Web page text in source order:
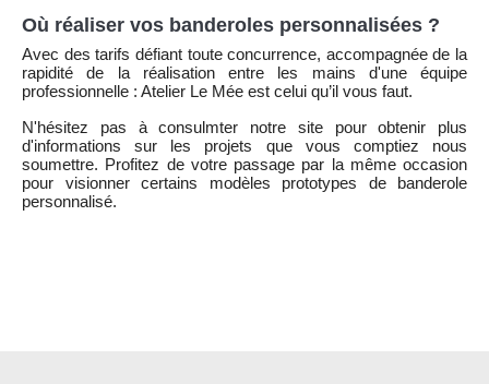
Où réaliser vos banderoles personnalisées ?
Avec des tarifs défiant toute concurrence, accompagnée de la
rapidité de la réalisation entre les mains d'une équipe
professionnelle : Atelier Le Mée est celui qu’il vous faut.
N'hésitez pas à consulmter notre site pour obtenir plus
d'informations sur les projets que vous comptiez nous
soumettre. Profitez de votre passage par la même occasion
pour visionner certains modèles prototypes de banderole
personnalisé.